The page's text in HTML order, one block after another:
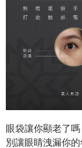
眼袋讓你顯老了
別 讓眼睛洩漏你